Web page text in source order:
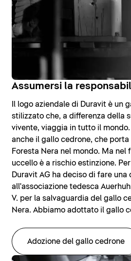
Assumersi la
Il logo aziendale di Duravit è un
stilizzato che, a differenza della
vivente, viaggia in tutto il
anche il gallo cedrone, che
Foresta Nera nel mondo. Ma
uccello è a rischio estinzione.
Duravit AG ha deciso di fare una
all'associazione tedesca
V. per la salvaguardia del gallo
Nera. Abbiamo adottato il gallo
Adozione del gallo cedrone